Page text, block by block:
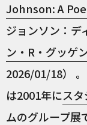
Johnson: A
ジョンソン：デ
ン・R・グッゲ
2026/01/18）
は2001年にス
ムのグループ展